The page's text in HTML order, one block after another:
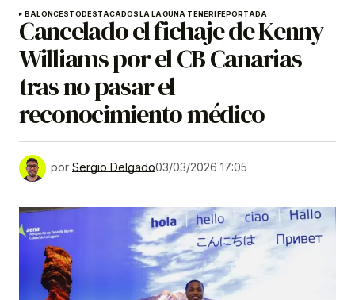
BALONCESTODESTACADOSLA LAGUNA TENERIFEPORTADA
Cancelado el fichaje de Kenny
Williams por el CB Canarias
tras no pasar el
reconocimiento médico
por Sergio Delgado03/03/2026 17:05